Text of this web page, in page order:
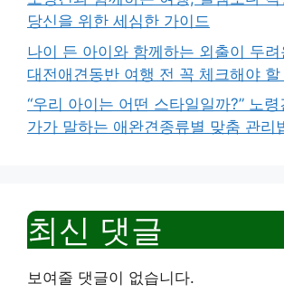
당신을 위한 세심한 가이드
나이 든 아이와 함께하는 외출이 두
대전애견동반 여행 전 꼭 체크해야 할
“우리 아이는 어떤 스타일일까?” 노
가가 말하는 애완견종류별 맞춤 관리
최신 댓글
보여줄 댓글이 없습니다.